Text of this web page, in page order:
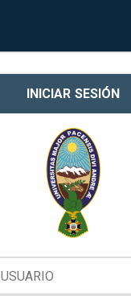
INICIAR SESIÓN